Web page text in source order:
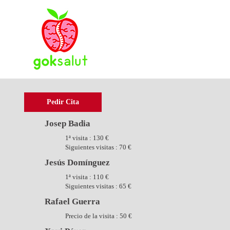
Pedir Cita
Josep Badia
1ª visita : 130 €
Siguientes visitas : 70 €
Jesús Domínguez
1ª visita : 110 €
Siguientes visitas : 65 €
Rafael Guerra
Precio de la visita : 50 €